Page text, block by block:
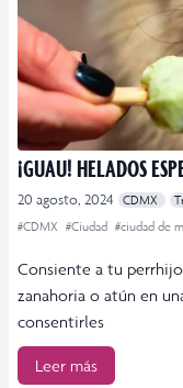
¡GUAU! HELADOS
20 agosto, 2024 CDMX
#CDMX #Ciudad #ciudad de
Consiente a tu
zanahoria o atún en
consentirles
Leer más